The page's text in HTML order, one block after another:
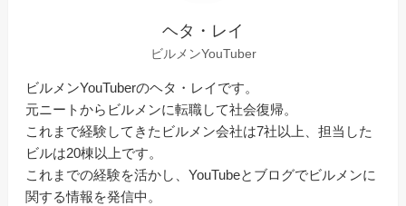
ヘタ・レイ
ビルメンYouTuber
ビルメンYouTuberのヘタ・レイです。
元ニートからビルメンに転職して社会復帰。
これまで経験してきたビルメン会社は7社以上、担当した
ビルは20棟以上です。
これまでの経験を活かし、YouTubeとブログでビルメンに
関する情報を発信中。